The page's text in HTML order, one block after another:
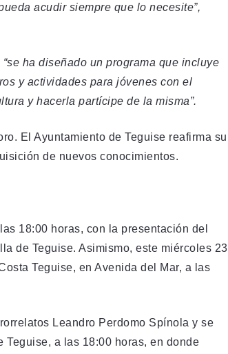
acudir siempre que lo necesite”,
ha diseñado un programa que incluye
y actividades para jóvenes con el
y hacerla partícipe de la misma”.
El Ayuntamiento de Teguise reafirma su
de nuevos conocimientos.
18:00 horas, con la presentación del
de Teguise. Asimismo, este miércoles 23
Teguise, en Avenida del Mar, a las
Leandro Perdomo Spínola y se
a las 18:00 horas, en donde